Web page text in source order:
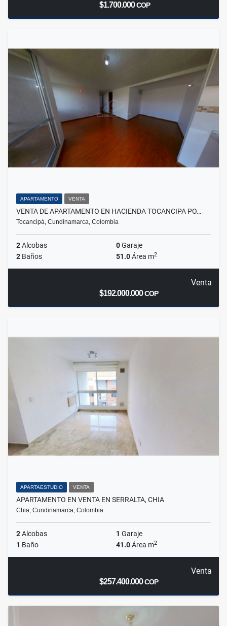
$1.700.000COP
APARTAMENTO VENTA
VENTA DE APARTAMENTO EN HACIENDA TOCANCIPA PO…
Tocancipá, Cundinamarca, Colombia
2Alcobas 0Garaje
2 Baños 51.0Área m2
Venta
$192.000.000COP
APARTAESTUDIO VENTA
APARTAMENTO EN VENTA EN SERRALTA, CHIA
Chia, Cundinamarca, Colombia
2Alcobas 1 Garaje
1 Baño 41.0Área m2
Venta
$257.400.000COP